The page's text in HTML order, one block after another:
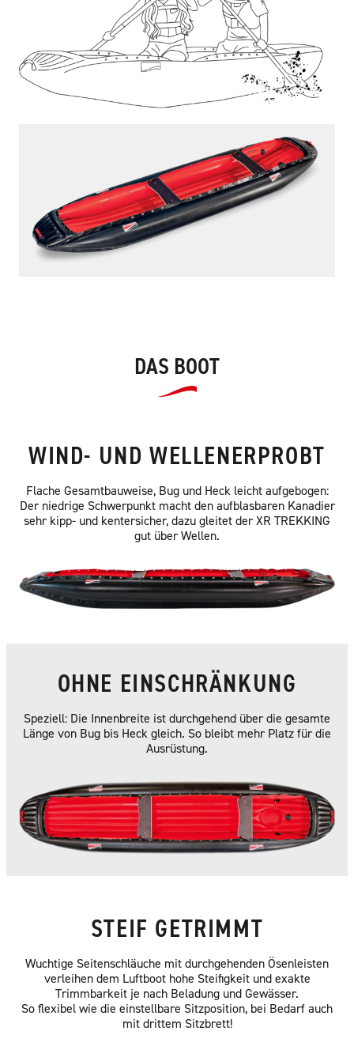
DAS BOOT
WIND- UND WELLENERPROBT
Flache Gesamtbauweise, Bug und Heck leicht aufgebogen:
Der niedrige Schwerpunkt macht den aufblasbaren Kanadier
sehr kipp- und kentersicher, dazu gleitet der XR TREKKING
gut über Wellen.
OHNE EINSCHRÄNKUNG
Speziell: Die Innenbreite ist durchgehend über die gesamte
Länge von Bug bis Heck gleich. So bleibt mehr Platz für die
Ausrüstung.
STEIF GETRIMMT
Wuchtige Seitenschläuche mit durchgehenden Ösenleisten
verleihen dem Luftboot hohe Steifigkeit und exakte
Trimmbarkeit je nach Beladung und Gewässer.
So flexibel wie die einstellbare Sitzposition, bei Bedarf auch
mit drittem Sitzbrett!